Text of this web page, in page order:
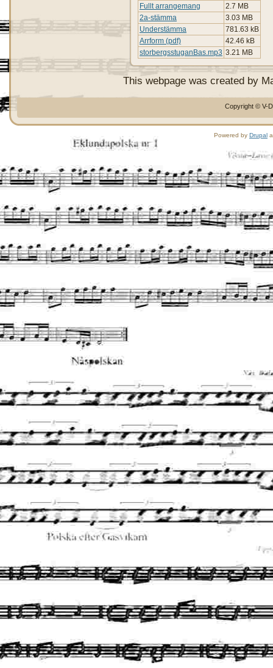
Fullt arrangemang
2.7 MB
2a-stämma
3.03 MB
Understämma
781.63 kB
Arrform (pdf)
42.46 kB
storbergsstuganBas.mp3 3.21 MB
This webpage was created by
Copyright © V-
Powered by Drupal